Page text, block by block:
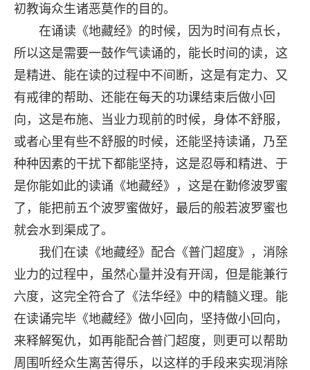
初教诲众生诸恶莫作的目的。
在诵读《地藏经》的时候，因为时间有点长，
所以这是需要一鼓作气读诵的，能长时间的读，这
是精进、能在读的过程中不间断，这是有定力、又
有戒律的帮助、还能在每天的功课结束后做小回
向，这是布施、当业力现前的时候，身体不舒服，
或者心里有些不舒服的时候，还能坚持读诵，乃至
种种因素的干扰下都能坚持，这是忍辱和精进、于
是你能如此的读诵《地藏经》，这是在勤修波罗蜜
了，能把前五个波罗蜜做好，最后的般若波罗蜜也
就会水到渠成了。
我们在读《地藏经》配合《普门超度》，消除
业力的过程中，虽然心量并没有开阔，但是能兼行
六度，这完全符合了《法华经》中的精髓义理。能
在读诵完毕《地藏经》做小回向，坚持做小回向，
来释解冤仇，如再能配合普门超度，则更可以帮助
周围听经众生离苦得乐，以这样的手段来实现消除